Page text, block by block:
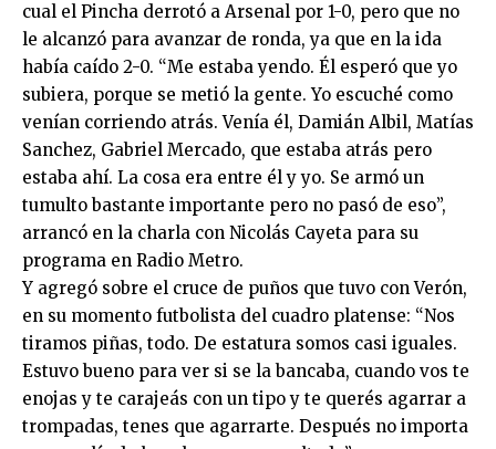
cual el Pincha derrotó a Arsenal por 1-0, pero que no
le alcanzó para avanzar de ronda, ya que en la ida
había caído 2-0. “Me estaba yendo. Él esperó que yo
subiera, porque se metió la gente. Yo escuché como
venían corriendo atrás. Venía él, Damián Albil, Matías
Sanchez, Gabriel Mercado, que estaba atrás pero
estaba ahí. La cosa era entre él y yo. Se armó un
tumulto bastante importante pero no pasó de eso”,
arrancó en la charla con Nicolás Cayeta para su
programa en Radio Metro.
Y agregó sobre el cruce de puños que tuvo con Verón,
en su momento futbolista del cuadro platense: “Nos
tiramos piñas, todo. De estatura somos casi iguales.
Estuvo bueno para ver si se la bancaba, cuando vos te
enojas y te carajeás con un tipo y te querés agarrar a
trompadas, tenes que agarrarte. Después no importa